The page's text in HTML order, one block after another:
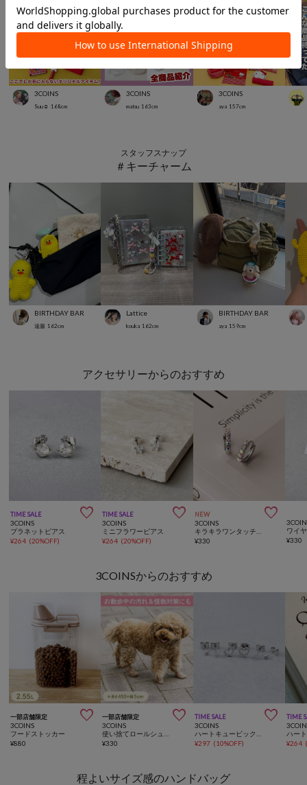
3COINS
Suu☺︎ 168cm
3COINS
matsu 163cm
3COINS
aya 157cm
スタッフスナップ
＃キーチャーム
BIRTHDAY BAR
遠藤 162cm
Lattice
kouka 162cm
BIRTHDAY BAR
aya 159cm
アクセサリーからのおすすめ
TIME SALE 
3COINS
プラネットピアス
¥264 (20%OFF)
TIME SALE 
3COINS
ミニフラワーピアス
¥264 (20%OFF)
NEW 
3COINS
キラキラワンタッチピアス
¥330 ¥330
3COINSからのおすすめ
一部店舗限定 
3COINS
フードストッカー
¥880
一部店舗限定 
3COINS
¥330
TIME SALE 
3COINS
¥297 (10%OFF)
TIME
¥264
程よいサイズ感のハンドバッグ